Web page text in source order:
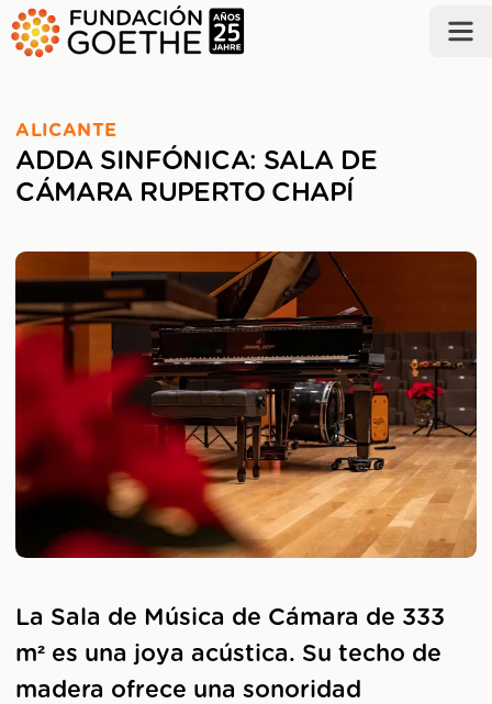
SALTAR AL CONTENIDO PRINCIPAL
ALICANTE
ADDA SINFÓNICA: SALA DE
CÁMARA RUPERTO CHAPÍ
La Sala de Música de Cámara de 333
m² es una joya acústica. Su techo de
madera ofrece una sonoridad